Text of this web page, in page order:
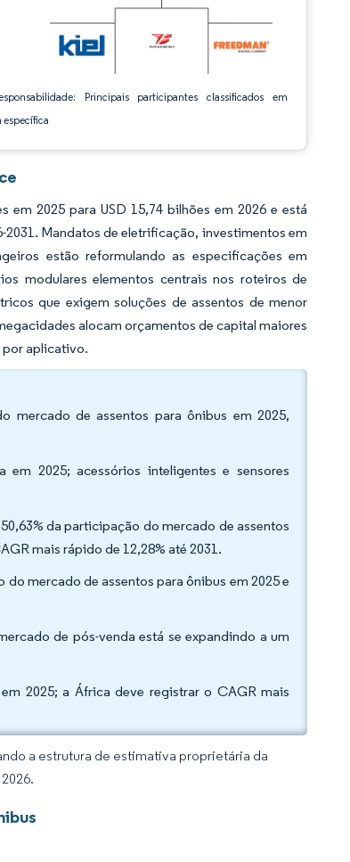
Principais participantes classificados em
2025 para USD 15,74 bilhões em 2026 e está
2031. Mandatos de eletrificação, investimentos em
estão reformulando as especificações em
modulares elementos centrais nos roteiros de
que exigem soluções de assentos de menor
alocam orçamentos de capital maiores
por aplicativo.
mercado de assentos para ônibus em 2025,
2025; acessórios inteligentes e sensores
da participação do mercado de assentos
mais rápido de 12,28% até 2031.
mercado de assentos para ônibus em 2025 e
de pós-venda está se expandindo a um
2025; a África deve registrar o CAGR mais
a estrutura de estimativa proprietária da